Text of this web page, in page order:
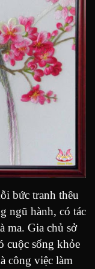
bức tranh thêu
ngũ hành, có tác
ma. Gia chủ sở
cuộc sống khỏe
công việc làm